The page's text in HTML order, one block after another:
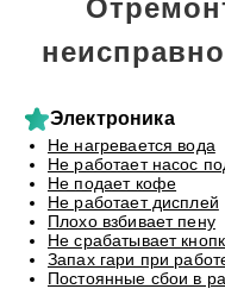
Электроника
Не нагревается вода
Не работает насос
Не подает кофе
Не работает дисплей
Плохо взбивает пену
Не срабатывает
Запах гари при
Постоянные сбои в